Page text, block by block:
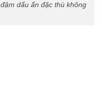
dấu ấn đặc thù không